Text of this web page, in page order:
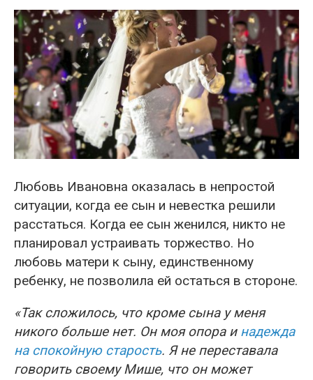
Любовь Ивановна оказалась в непростой
ситуации, когда ее сын и невестка решили
расстаться. Когда ее сын женился, никто не
планировал устраивать торжество. Но
любовь матери к сыну, единственному
ребенку, не позволила ей остаться в стороне.
«Так сложилось, что кроме сына у меня
никого больше нет. Он моя опора и надежда
на спокойную старость. Я не переставала
говорить своему Мише, что он может